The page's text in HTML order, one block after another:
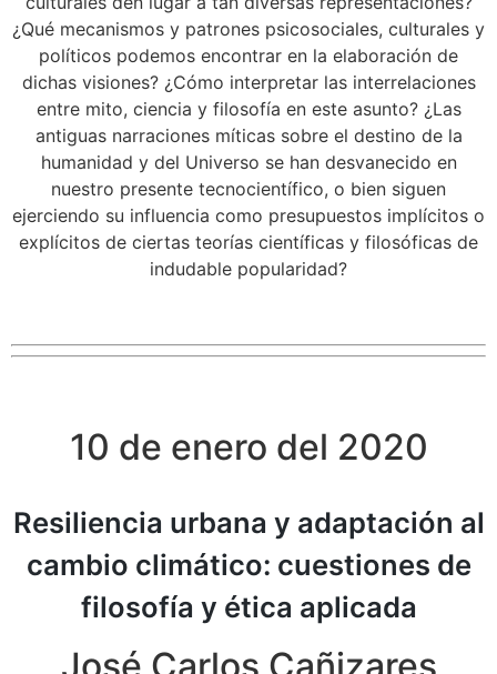
¿Qué mecanismos y patrones psicosociales, culturales y
políticos podemos encontrar en la elaboración de
dichas visiones? ¿Cómo interpretar las interrelaciones
entre mito, ciencia y filosofía en este asunto? ¿Las
antiguas narraciones míticas sobre el destino de la
humanidad y del Universo se han desvanecido en
nuestro presente tecnocientífico, o bien siguen
ejerciendo su influencia como presupuestos implícitos o
explícitos de ciertas teorías científicas y filosóficas de
indudable popularidad?
10 de enero del 2020
Resiliencia urbana y adaptación al
cambio climático: cuestiones de
filosofía y ética aplicada
José Carlos Cañizares